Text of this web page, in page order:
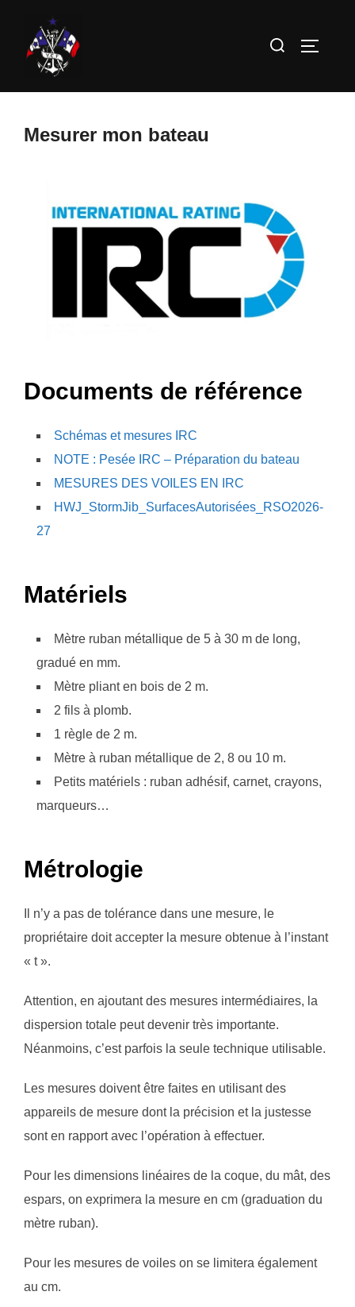
contenu
Rechercher :
Mesurer mon bateau
Documents de référence
Schémas et mesures IRC
NOTE : Pesée IRC – Préparation du bateau
MESURES DES VOILES EN IRC
HWJ_StormJib_SurfacesAutorisées_RSO2026-
27
Matériels
Mètre ruban métallique de 5 à 30 m de long,
gradué en mm.
Mètre pliant en bois de 2 m.
2 fils à plomb.
1 règle de 2 m.
Mètre à ruban métallique de 2, 8 ou 10 m.
Petits matériels : ruban adhésif, carnet, crayons,
marqueurs…
Métrologie
Il n’y a pas de tolérance dans une mesure, le
propriétaire doit accepter la mesure obtenue à l’instant
« t ».
Attention, en ajoutant des mesures intermédiaires, la
dispersion totale peut devenir très importante.
Néanmoins, c’est parfois la seule technique utilisable.
Les mesures doivent être faites en utilisant des
appareils de mesure dont la précision et la justesse
sont en rapport avec l’opération à effectuer.
Pour les dimensions linéaires de la coque, du mât, des
espars, on exprimera la mesure en cm (graduation du
mètre ruban).
Pour les mesures de voiles on se limitera également
au cm.